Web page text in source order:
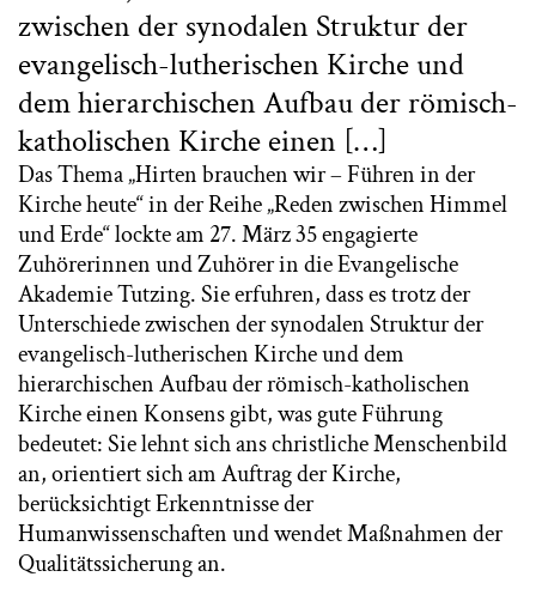
zwischen der synodalen Struktur der
evangelisch-lutherischen Kirche und
dem hierarchischen Aufbau der römisch-
katholischen Kirche einen […]
Das Thema „Hirten brauchen wir – Führen in der
Kirche heute“ in der Reihe „Reden zwischen Himmel
und Erde“ lockte am 27. März 35 engagierte
Zuhörerinnen und Zuhörer in die Evangelische
Akademie Tutzing. Sie erfuhren, dass es trotz der
Unterschiede zwischen der synodalen Struktur der
evangelisch-lutherischen Kirche und dem
hierarchischen Aufbau der römisch-katholischen
Kirche einen Konsens gibt, was gute Führung
bedeutet: Sie lehnt sich ans christliche Menschenbild
an, orientiert sich am Auftrag der Kirche,
berücksichtigt Erkenntnisse der
Humanwissenschaften und wendet Maßnahmen der
Qualitätssicherung an.